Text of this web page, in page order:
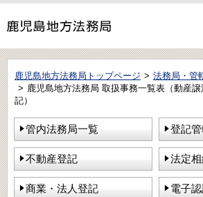
鹿児島地方法務局トップページ
法務局・管
鹿児島地方法務局 取扱事務一覧表（動産
記）
管内法務局一覧 登記
不動産登記 法定
商業・法人登記 電子